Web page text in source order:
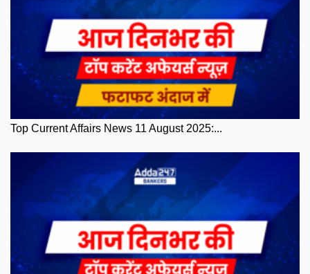
Top Current Affairs News 11 August 2025:...